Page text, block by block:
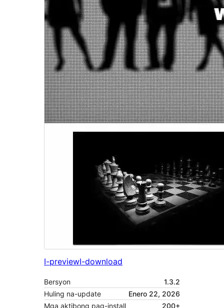
I-previewI-download
Bersyon
1.3.2
Huling na-update
Enero 22, 2026
Mga aktibong pag-install
200+